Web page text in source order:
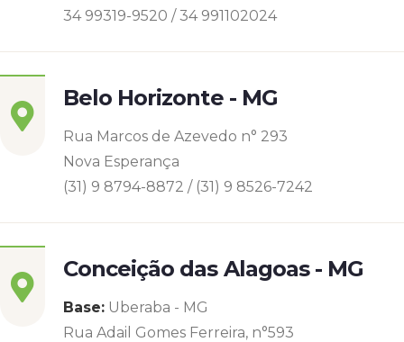
34 99319-9520 / 34 991102024
Belo Horizonte - MG
Rua Marcos de Azevedo n° 293
Nova Esperança
(31) 9 8794-8872 / (31) 9 8526-7242
Conceição das Alagoas - MG
Base: Uberaba - MG
Rua Adail Gomes Ferreira, n°593